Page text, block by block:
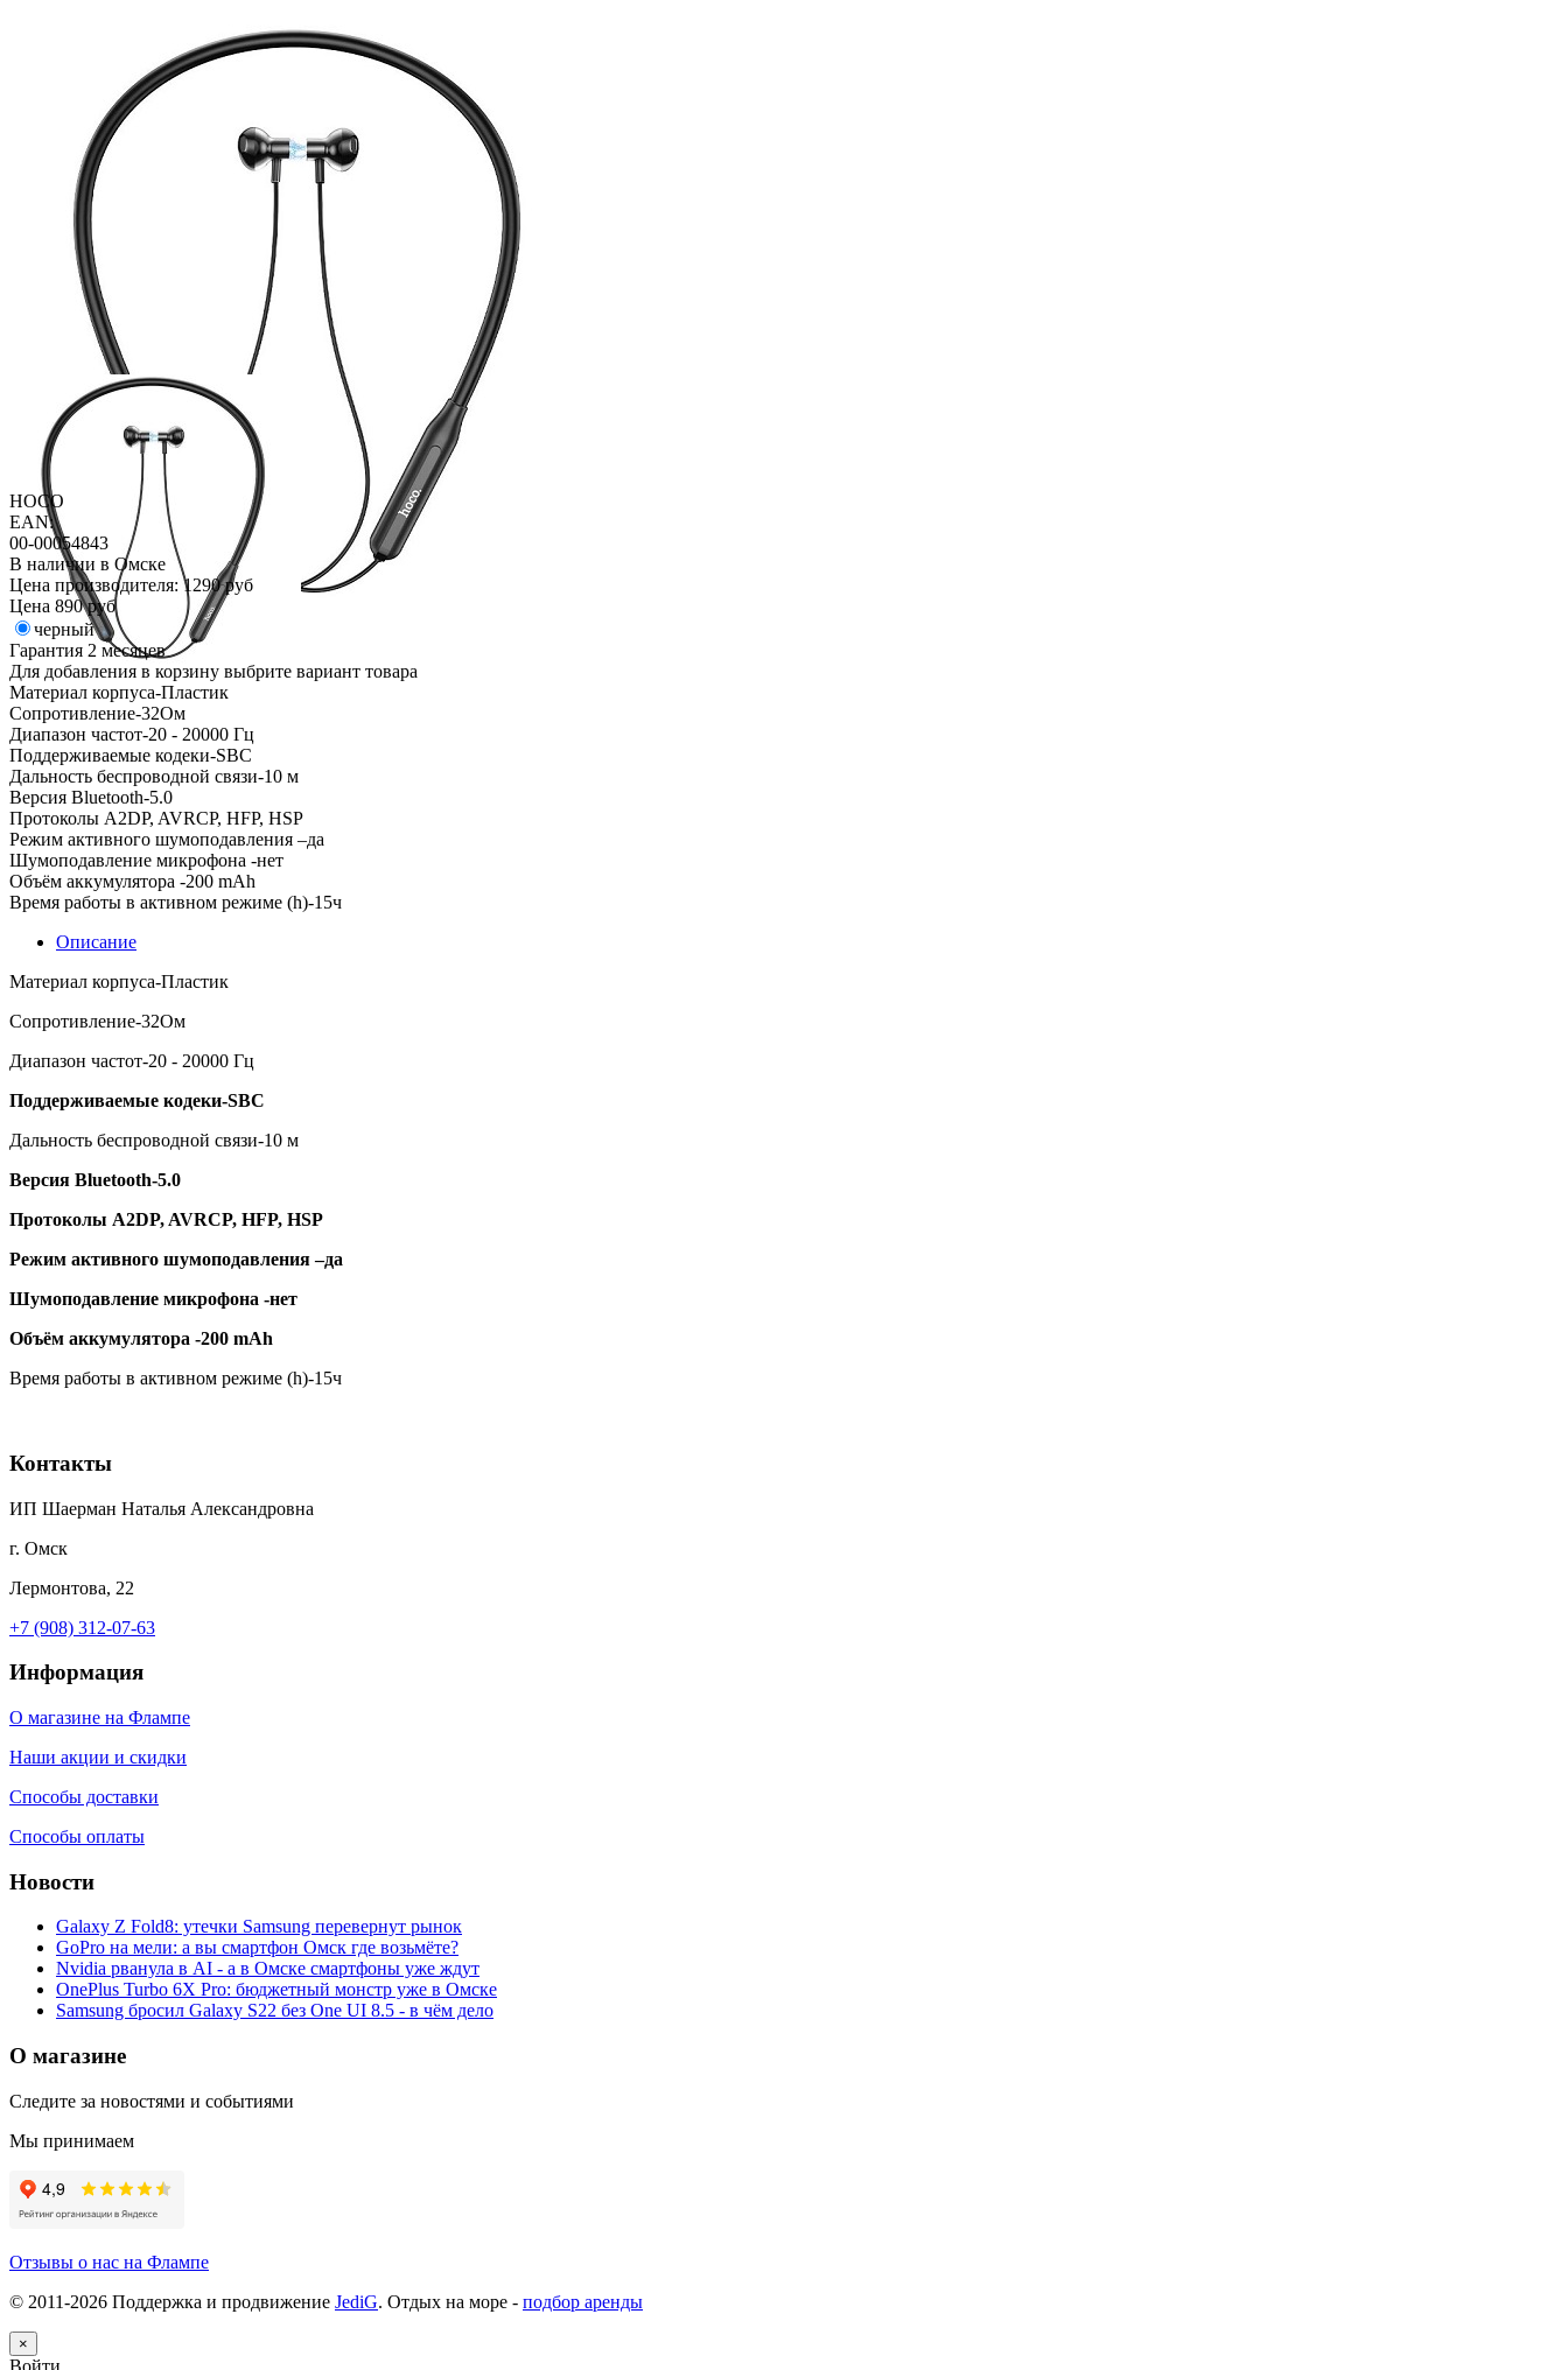
HOCO
EAN:
00-00054843
В наличии в Омске
Цена производителя: 1290 руб
Цена 890 руб
черный
Гарантия 2 месяцев
Для добавления в корзину выбрите вариант товара
Материал корпуса-Пластик
Сопротивление-32Ом
Диапазон частот-20 - 20000 Гц
Поддерживаемые кодеки-SBC
Дальность беспроводной связи-10 м
Версия Bluetooth-5.0
Протоколы A2DP, AVRCP, HFP, HSP
Режим активного шумоподавления –да
Шумоподавление микрофона -нет
Объём аккумулятора -200 mAh
Время работы в активном режиме (h)-15ч
Описание
Материал корпуса-Пластик
Сопротивление-32Ом
Диапазон частот-20 - 20000 Гц
Поддерживаемые кодеки-SBC
Дальность беспроводной связи-10 м
Версия Bluetooth-5.0
Протоколы A2DP, AVRCP, HFP, HSP
Режим активного шумоподавления –да
Шумоподавление микрофона -нет
Объём аккумулятора -200 mAh
Время работы в активном режиме (h)-15ч
Контакты
ИП Шаерман Наталья Александровна
г. Омск
Лермонтова, 22
+7 (908) 312-07-63
Информация
О магазине на Флампе
Наши акции и скидки
Способы доставки
Способы оплаты
Новости
Galaxy Z Fold8: утечки Samsung перевернут рынок
GoPro на мели: а вы смартфон Омск где возьмёте?
Nvidia рванула в AI - а в Омске смартфоны уже ждут
OnePlus Turbo 6X Pro: бюджетный монстр уже в Омске
Samsung бросил Galaxy S22 без One UI 8.5 - в чём дело
О магазине
Следите за новостями и событиями
Мы принимаем
Отзывы о нас на Флампе
© 2011-2026 Поддержка и продвижение JediG. Отдых на море - подбор аренды
×
Войти